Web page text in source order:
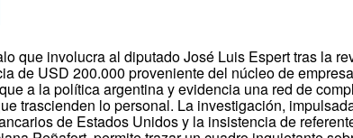
que involucra al diputado José Luis Espert tras la
de USD 200.000 proveniente del núcleo de
a la política argentina y evidencia una red de
trascienden lo personal. La investigación,
de Estados Unidos y la insistencia de